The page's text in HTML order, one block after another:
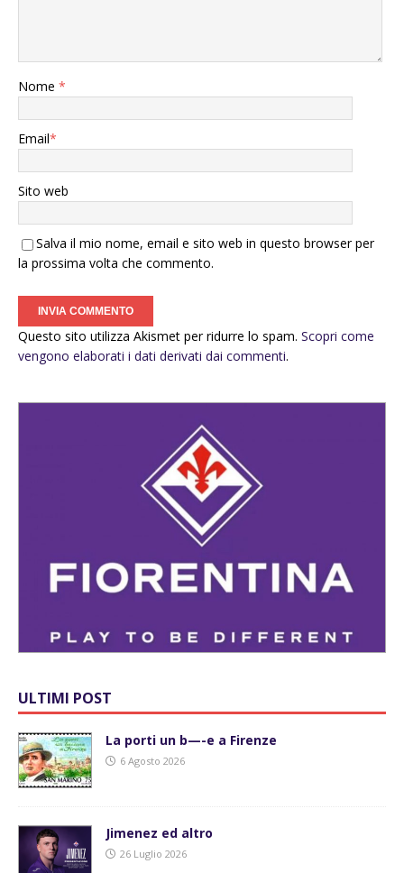
Nome *
Email*
Sito web
Salva il mio nome, email e sito web in questo browser per
la prossima volta che commento.
Questo sito utilizza Akismet per ridurre lo spam. Scopri come
vengono elaborati i dati derivati dai commenti.
ULTIMI POST
La porti un b—-e a Firenze
6 Agosto 2026
Jimenez ed altro
26 Luglio 2026